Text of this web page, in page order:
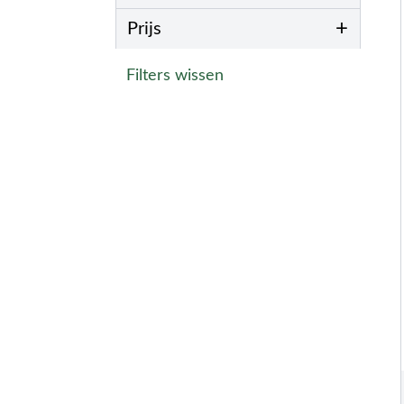
Prijs +
Filters wissen